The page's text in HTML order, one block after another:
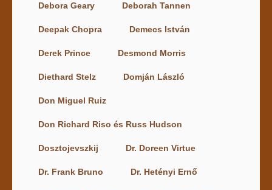
Debora Geary Deborah Tannen
Deepak Chopra Demecs István
Derek Prince Desmond Morris
Diethard Stelz Domján László
Don Miguel Ruiz
Don Richard Riso és Russ Hudson
Dosztojevszkij Dr. Doreen Virtue
Dr. Frank Bruno Dr. Hetényi Ernő